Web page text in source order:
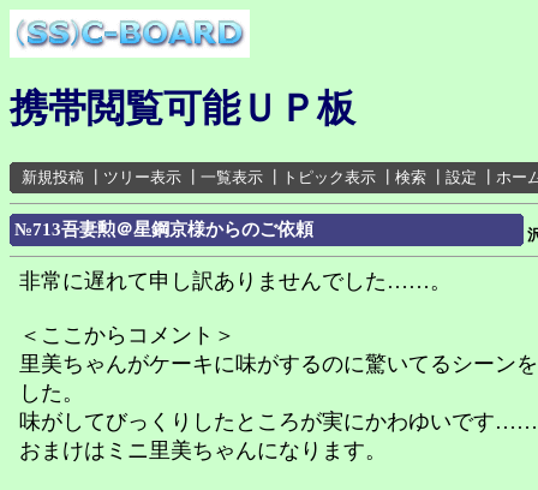
携帯閲覧可能ＵＰ板
新規投稿 ツリー表示 一覧表示 トピック表示 検索 設定 ホー
№713吾妻勲＠星鋼京様からのご依頼
非常に遅れて申し訳ありませんでした……。
＜ここからコメント＞
里美ちゃんがケーキに味がするのに驚いてるシーン
した。
味がしてびっくりしたところが実にかわゆいです
おまけはミニ里美ちゃんになります。